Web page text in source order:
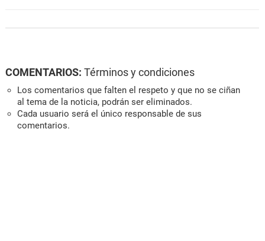
COMENTARIOS: Términos y condiciones
Los comentarios que falten el respeto y que no se ciñan
al tema de la noticia, podrán ser eliminados.
Cada usuario será el único responsable de sus
comentarios.